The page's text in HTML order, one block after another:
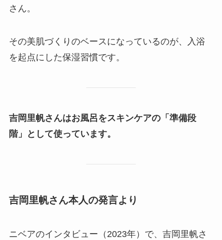
さん。
その美肌づくりのベースになっているのが、入浴
を起点にした保湿習慣です。
吉岡里帆さんはお風呂をスキンケアの「準備段
階」として使っています。
吉岡里帆さん本人の発言より
ニベアのインタビュー（2023年）で、吉岡里帆さ